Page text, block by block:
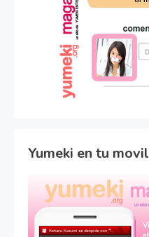
Yumeki en tu movil